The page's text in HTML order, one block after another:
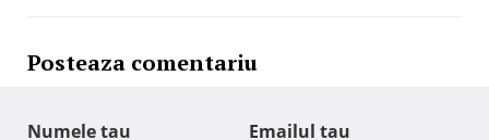
Posteaza comentariu
Numele tau Emailul tau